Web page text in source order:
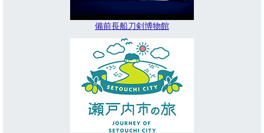
備前長船刀剣博物館